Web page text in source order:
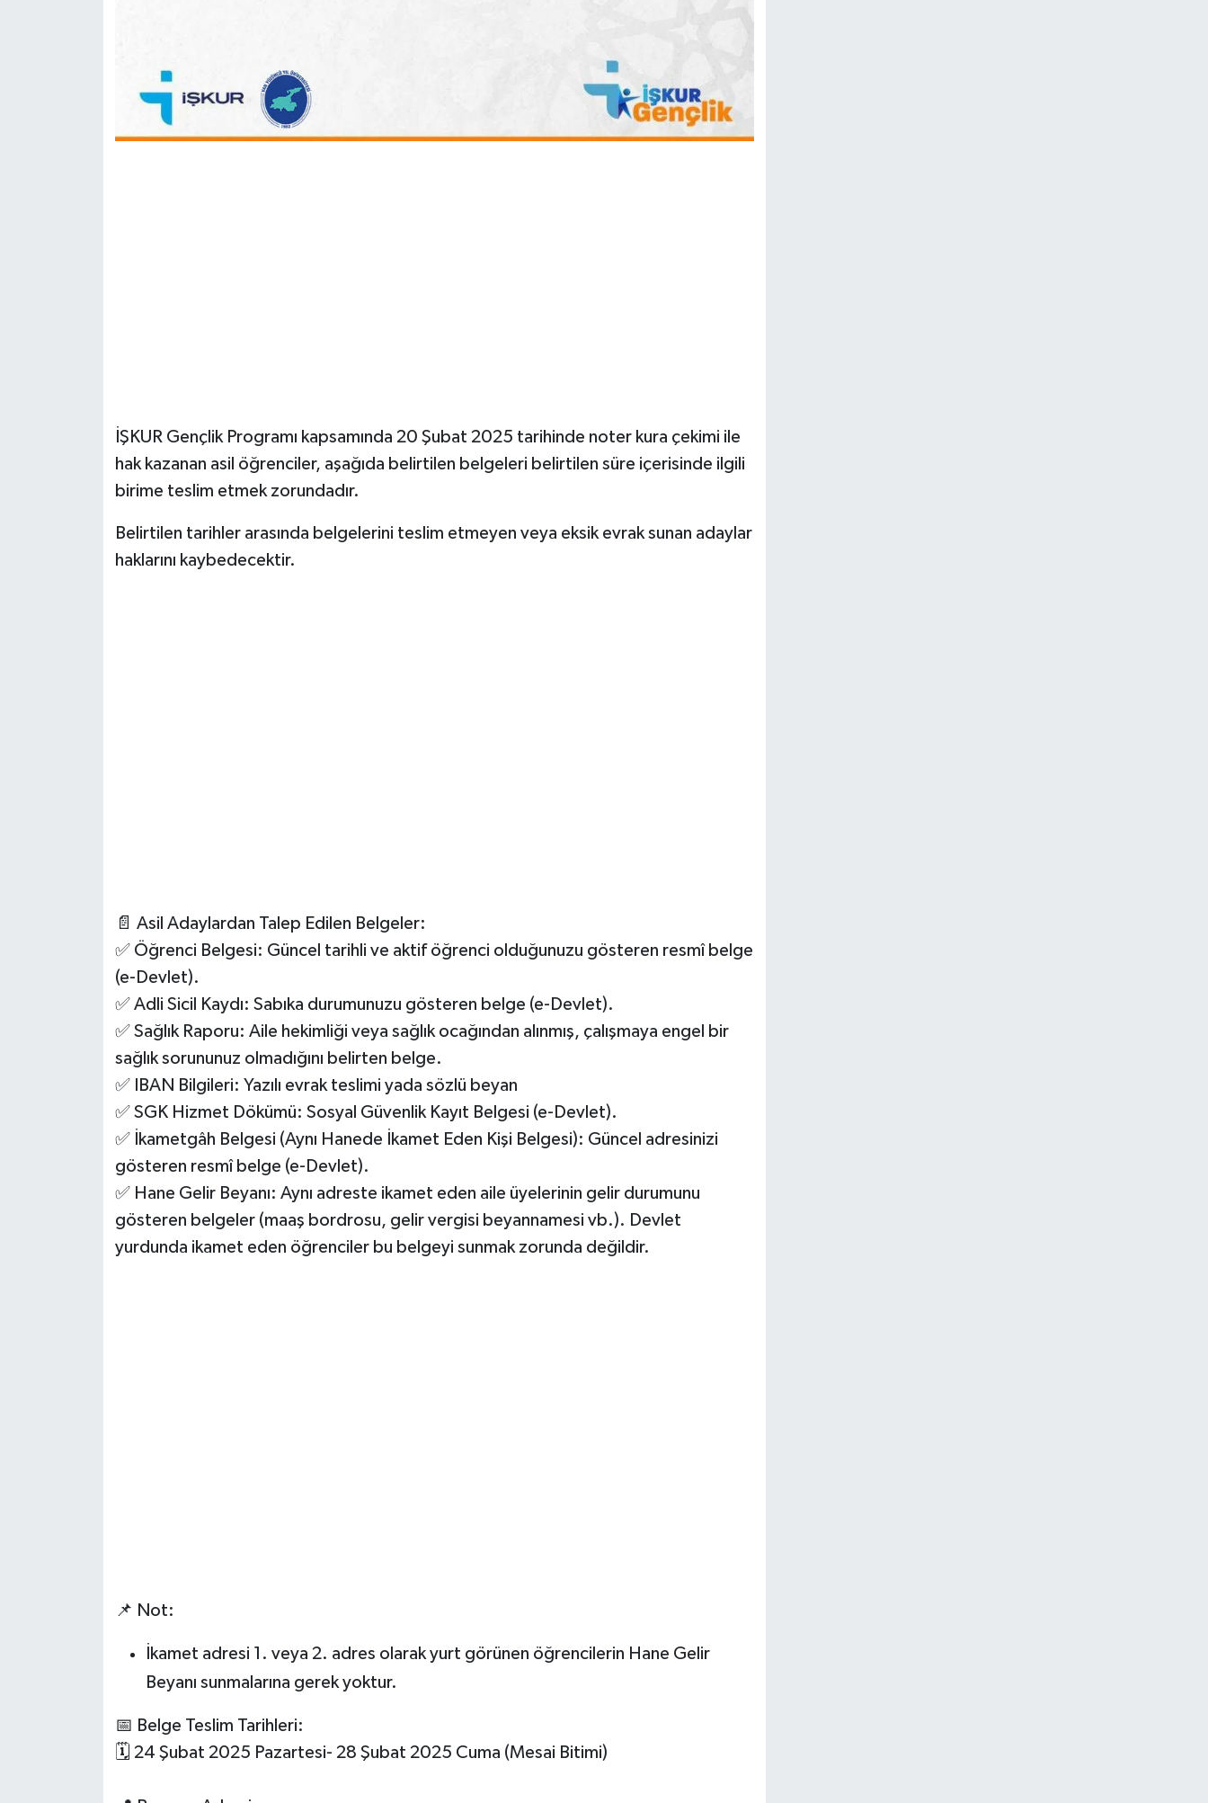
İŞKUR Gençlik Programı kapsamında 20 Şubat 2025 tarihinde noter kura çekimi ile
hak kazanan asil öğrenciler, aşağıda belirtilen belgeleri belirtilen süre içerisinde ilgili
birime teslim etmek zorundadır.
Belirtilen tarihler arasında belgelerini teslim etmeyen veya eksik evrak sunan adaylar
haklarını kaybedecektir.
📄 Asil Adaylardan Talep Edilen Belgeler:
✅ Öğrenci Belgesi: Güncel tarihli ve aktif öğrenci olduğunuzu gösteren resmî belge
(e-Devlet).
✅ Adli Sicil Kaydı: Sabıka durumunuzu gösteren belge (e-Devlet).
✅ Sağlık Raporu: Aile hekimliği veya sağlık ocağından alınmış, çalışmaya engel bir
sağlık sorununuz olmadığını belirten belge.
✅ IBAN Bilgileri: Yazılı evrak teslimi yada sözlü beyan
✅ SGK Hizmet Dökümü: Sosyal Güvenlik Kayıt Belgesi (e-Devlet).
✅ İkametgâh Belgesi (Aynı Hanede İkamet Eden Kişi Belgesi): Güncel adresinizi
gösteren resmî belge (e-Devlet).
✅ Hane Gelir Beyanı: Aynı adreste ikamet eden aile üyelerinin gelir durumunu
gösteren belgeler (maaş bordrosu, gelir vergisi beyannamesi vb.). Devlet
yurdunda ikamet eden öğrenciler bu belgeyi sunmak zorunda değildir.
📌 Not:
İkamet adresi 1. veya 2. adres olarak yurt görünen öğrencilerin Hane Gelir
Beyanı sunmalarına gerek yoktur.
📅 Belge Teslim Tarihleri:
🗓️ 24 Şubat 2025 Pazartesi- 28 Şubat 2025 Cuma (Mesai Bitimi)